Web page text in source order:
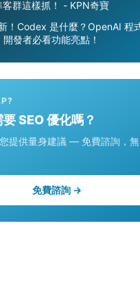
客群這樣抓！ - KPN奇寶
！Codex 是什麼？OpenAI 程
發者必看功能亮點！
SEO 優化嗎？
提供量身建議 — 免費諮詢，
免費諮詢 →